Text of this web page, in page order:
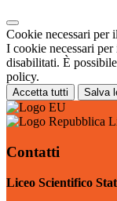
Cookie necessari per
I cookie necessari
disabilitati. È
policy.
Accetta tutti Salva
Contatti
Liceo Scientifico